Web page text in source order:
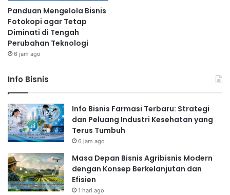
Panduan Mengelola Bisnis
Fotokopi agar Tetap
Diminati di Tengah
Perubahan Teknologi
6 jam ago
Info Bisnis
Info Bisnis Farmasi Terbaru: Strategi
dan Peluang Industri Kesehatan yang
Terus Tumbuh
6 jam ago
Masa Depan Bisnis Agribisnis Modern
dengan Konsep Berkelanjutan dan
Efisien
1 hari ago